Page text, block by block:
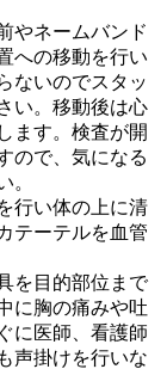
やネームバンド
への移動を行い
ないのでスタッ
い。移動後は心
ます。検査が開
ので、気になる
。
行い体の上に清
テーテルを血管
を目的部位まで
に胸の痛みや吐
に医師、看護師
声掛けを行いな